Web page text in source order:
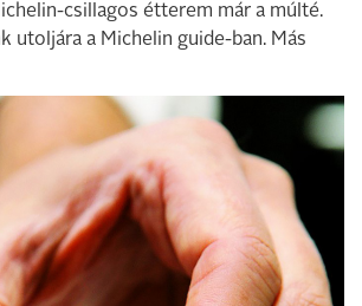
csillagos étterem már a múlté.
utoljára a Michelin guide-ban. Más